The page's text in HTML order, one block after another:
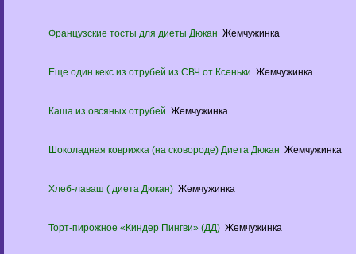
Французские тосты для диеты Дюкан Жемчужинка
Еще один кекс из отрубей из СВЧ от Ксеньки Жемчужинка
Каша из овсяных отрубей Жемчужинка
Шоколадная коврижка (на сковороде) Диета Дюкан Жемчужинка
Хлеб-лаваш ( диета Дюкан) Жемчужинка
Торт-пирожное «Киндер Пингви» (ДД) Жемчужинка